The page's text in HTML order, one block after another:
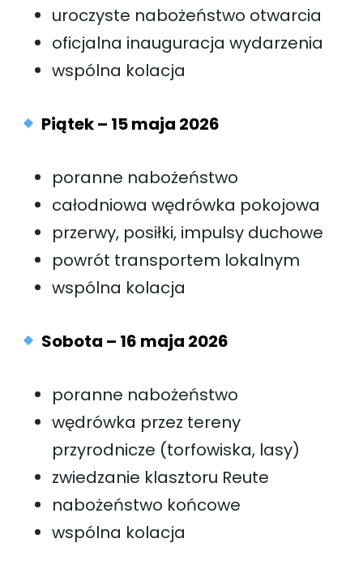
uroczyste nabożeństwo otwarcia
oficjalna inauguracja wydarzenia
wspólna kolacja
Piątek – 15 maja 2026
poranne nabożeństwo
całodniowa wędrówka pokojowa
przerwy, posiłki, impulsy duchowe
powrót transportem lokalnym
wspólna kolacja
Sobota – 16 maja 2026
poranne nabożeństwo
wędrówka przez tereny
przyrodnicze (torfowiska, lasy)
zwiedzanie klasztoru Reute
nabożeństwo końcowe
wspólna kolacja